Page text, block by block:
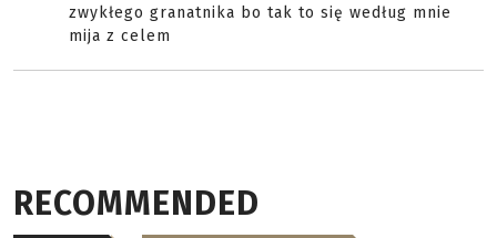
zwykłego granatnika bo tak to się według mnie
mija z celem
RECOMMENDED